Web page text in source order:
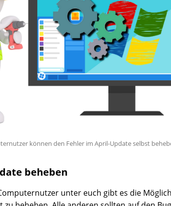
können den Fehler im April-Update selbst
beheben
unter euch gibt es die